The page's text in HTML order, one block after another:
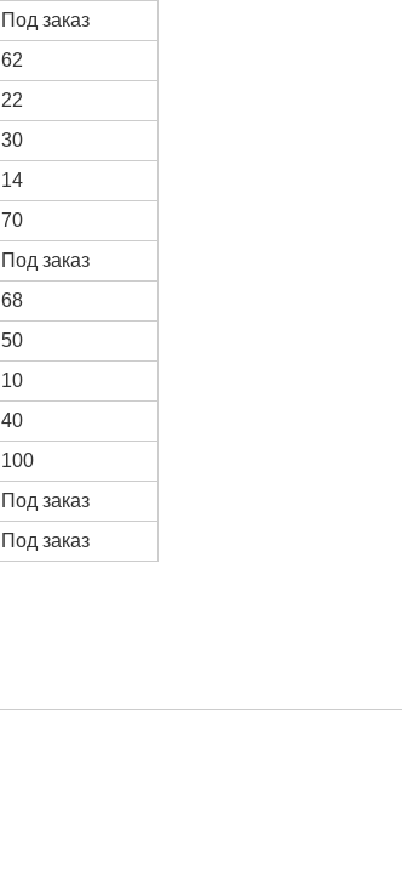
Под заказ
62
22
30
14
70
Под заказ
68
50
10
40
100
Под заказ
Под заказ